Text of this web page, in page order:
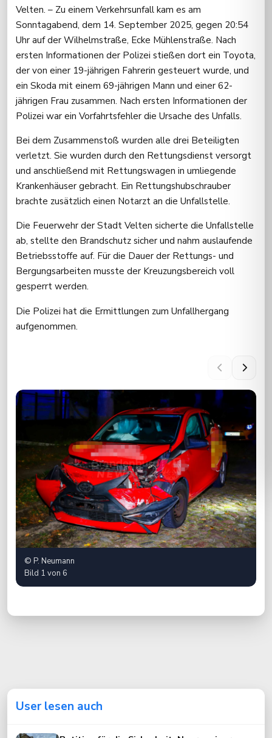
Velten. – Zu einem Verkehrsunfall kam es am
Sonntagabend, dem 14. September 2025, gegen 20:54
Uhr auf der Wilhelmstraße, Ecke Mühlenstraße. Nach
ersten Informationen der Polizei stießen dort ein Toyota,
der von einer 19-jährigen Fahrerin gesteuert wurde, und
ein Skoda mit einem 69-jährigen Mann und einer 62-
jährigen Frau zusammen. Nach ersten Informationen der
Polizei war ein Vorfahrtsfehler die Ursache des Unfalls.
Bei dem Zusammenstoß wurden alle drei Beteiligten
verletzt. Sie wurden durch den Rettungsdienst versorgt
und anschließend mit Rettungswagen in umliegende
Krankenhäuser gebracht. Ein Rettungshubschrauber
brachte zusätzlich einen Notarzt an die Unfallstelle.
Die Feuerwehr der Stadt Velten sicherte die Unfallstelle
ab, stellte den Brandschutz sicher und nahm auslaufende
Betriebsstoffe auf. Für die Dauer der Rettungs- und
Bergungsarbeiten musste der Kreuzungsbereich voll
gesperrt werden.
Die Polizei hat die Ermittlungen zum Unfallhergang
aufgenommen.
© P. Neumann
Bild 1 von 6
User lesen auch